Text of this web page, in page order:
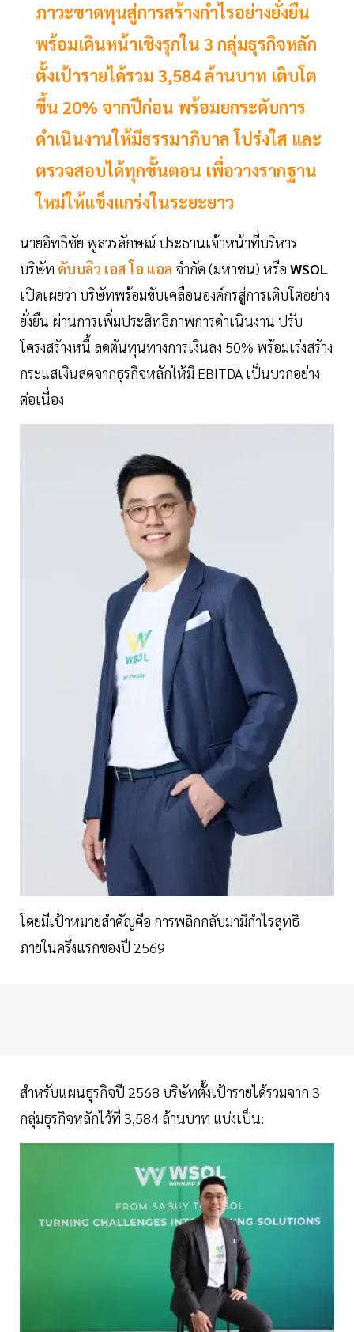
ภาวะขาดทุนสู่การสร้างกำไรอย่างยั่งยืน
พร้อมเดินหน้าเชิงรุกใน 3 กลุ่มธุรกิจหลัก
ตั้งเป้ารายได้รวม 3,584 ล้านบาท เติบโต
ขึ้น 20% จากปีก่อน พร้อมยกระดับการ
ดำเนินงานให้มีธรรมาภิบาล โปร่งใส และ
ตรวจสอบได้ทุกขั้นตอน เพื่อวางรากฐาน
ใหม่ให้แข็งแกร่งในระยะยาว
นายอิทธิชัย พูลวรลักษณ์ ประธานเจ้าหน้าที่บริหาร
บริษัท ดับบลิว เอส โอ แอล จำกัด (มหาชน) หรือ WSOL
เปิดเผยว่า บริษัทพร้อมขับเคลื่อนองค์กรสู่การเติบโตอย่าง
ยั่งยืน ผ่านการเพิ่มประสิทธิภาพการดำเนินงาน ปรับ
โครงสร้างหนี้ ลดต้นทุนทางการเงินลง 50% พร้อมเร่งสร้าง
กระแสเงินสดจากธุรกิจหลักให้มี EBITDA เป็นบวกอย่าง
ต่อเนื่อง
โดยมีเป้าหมายสำคัญคือ การพลิกกลับมามีกำไรสุทธิ
ภายในครึ่งแรกของปี 2569
สำหรับแผนธุรกิจปี 2568 บริษัทตั้งเป้ารายได้รวมจาก 3
กลุ่มธุรกิจหลักไว้ที่ 3,584 ล้านบาท แบ่งเป็น: